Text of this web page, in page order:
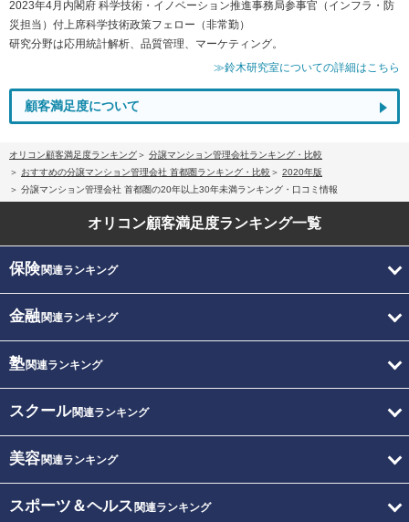
2023年4月内閣府 科学技術・イノベーション推進事務局参事官（インフラ・防
災担当）付上席科学技術政策フェロー（非常勤）
研究分野は応用統計解析、品質管理、マーケティング。
≫鈴木研究室についての詳細はこちら
顧客満足度について
オリコン顧客満足度ランキング
分譲マンション管理会社ランキング・比較
おすすめの分譲マンション管理会社 首都圏ランキング・比較
2020年版
分譲マンション管理会社 首都圏の20年以上30年未満ランキング・口コミ情報
オリコン顧客満足度ランキング一覧
保険関連ランキング
金融関連ランキング
塾関連ランキング
スクール関連ランキング
美容関連ランキング
スポーツ＆ヘルス 関連ランキング